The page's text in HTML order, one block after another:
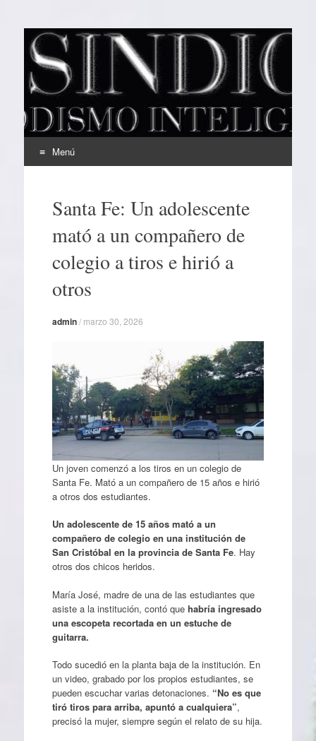
EL SINDICAL
Periodismo Inteligente
Menú
contenidoSanta Fe: Un adolescente
mató a un compañero de
colegio a tiros e hirió a
otros
admin/ marzo 30, 2026
Un joven comenzó a los tiros en un colegio de
Santa Fe. Mató a un compañero de 15 años e hirió
a otros dos estudiantes.
Un adolescente de 15 años mató a un
compañero de colegio en una institución de
San Cristóbal en la provincia de Santa Fe. Hay
otros dos chicos heridos.
María José, madre de una de las estudiantes que
asiste a la institución, contó que habría ingresado
una escopeta recortada en un estuche de
guitarra.
Todo sucedió en la planta baja de la institución. En
un video, grabado por los propios estudiantes, se
pueden escuchar varias detonaciones. “No es que
tiró tiros para arriba, apuntó a cualquiera”,
precisó la mujer, siempre según el relato de su hija.